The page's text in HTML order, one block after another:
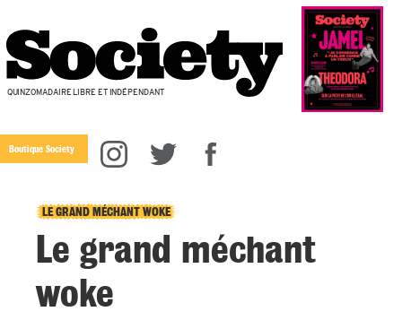
QUINZOMADAIRE LIBRE ET INDÉPENDANT
Boutique Society
LE GRAND MÉCHANT WOKE
Le grand méchant
woke